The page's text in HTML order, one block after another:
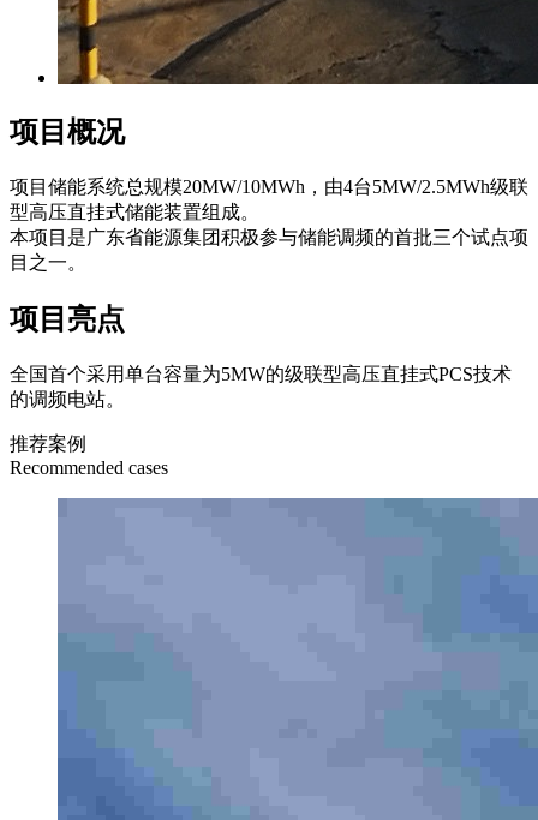
项目概况
项目储能系统总规模20MW/10MWh，由4台5MW/2.5MWh级联
型高压直挂式储能装置组成。
本项目是广东省能源集团积极参与储能调频的首批三个试点项
目之一。
项目亮点
全国首个采用单台容量为5MW的级联型高压直挂式PCS技术
的调频电站。
推荐案例
Recommended cases